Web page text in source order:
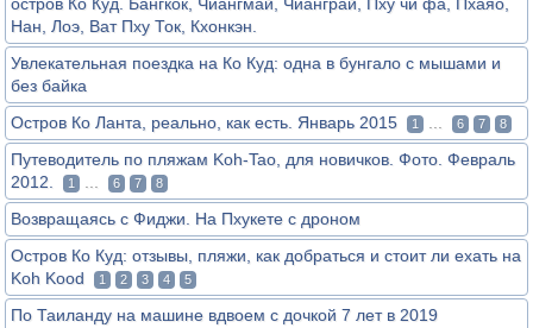
Нан, Лоэ, Ват Пху Ток, Кхонкэн.
Увлекательная поездка на Ко Куд: одна в бунгало с мышами и
без байка
Остров Ко Ланта, реально, как есть. Январь 2015
1 6 7 8
Путеводитель по пляжам Koh-Tao, для новичков. Фото. Февраль
2012.
1 6 7 8
Возвращаясь с Фиджи. На Пхукете с дроном
Остров Ко Куд: отзывы, пляжи, как добраться и стоит ли ехать на
Koh Kood
1 2 3 4 5
По Таиланду на машине вдвоем с дочкой 7 лет в 2019